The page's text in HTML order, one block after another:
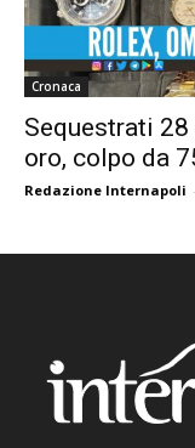
Cronaca
Sequestrati
oro, colpo da
Redazione Internapoli -